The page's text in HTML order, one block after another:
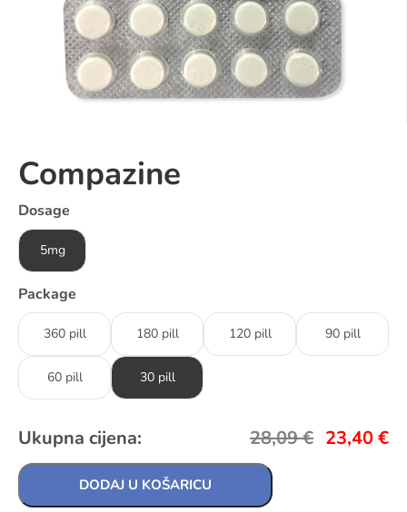
Compazine
Dosage
5mg
Package
360 pill 180 pill 120 pill 90 pill
60 pill 30 pill
Ukupna cijena: 28,09€ 23,40€
DODAJ U KOŠARICU